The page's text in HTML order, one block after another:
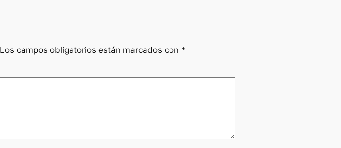
Los campos obligatorios están marcados con *